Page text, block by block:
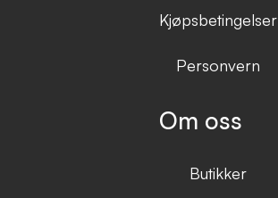
Kjøpsbetingelser
Personvern
Om oss
Butikker